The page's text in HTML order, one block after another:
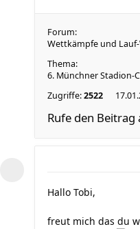
Forum:
Wettkämpfe und
Thema:
6. Münchner Stadion-
Zugriffe:2522
Rufe den Beitrag
Hallo Tobi,
freut mich das du